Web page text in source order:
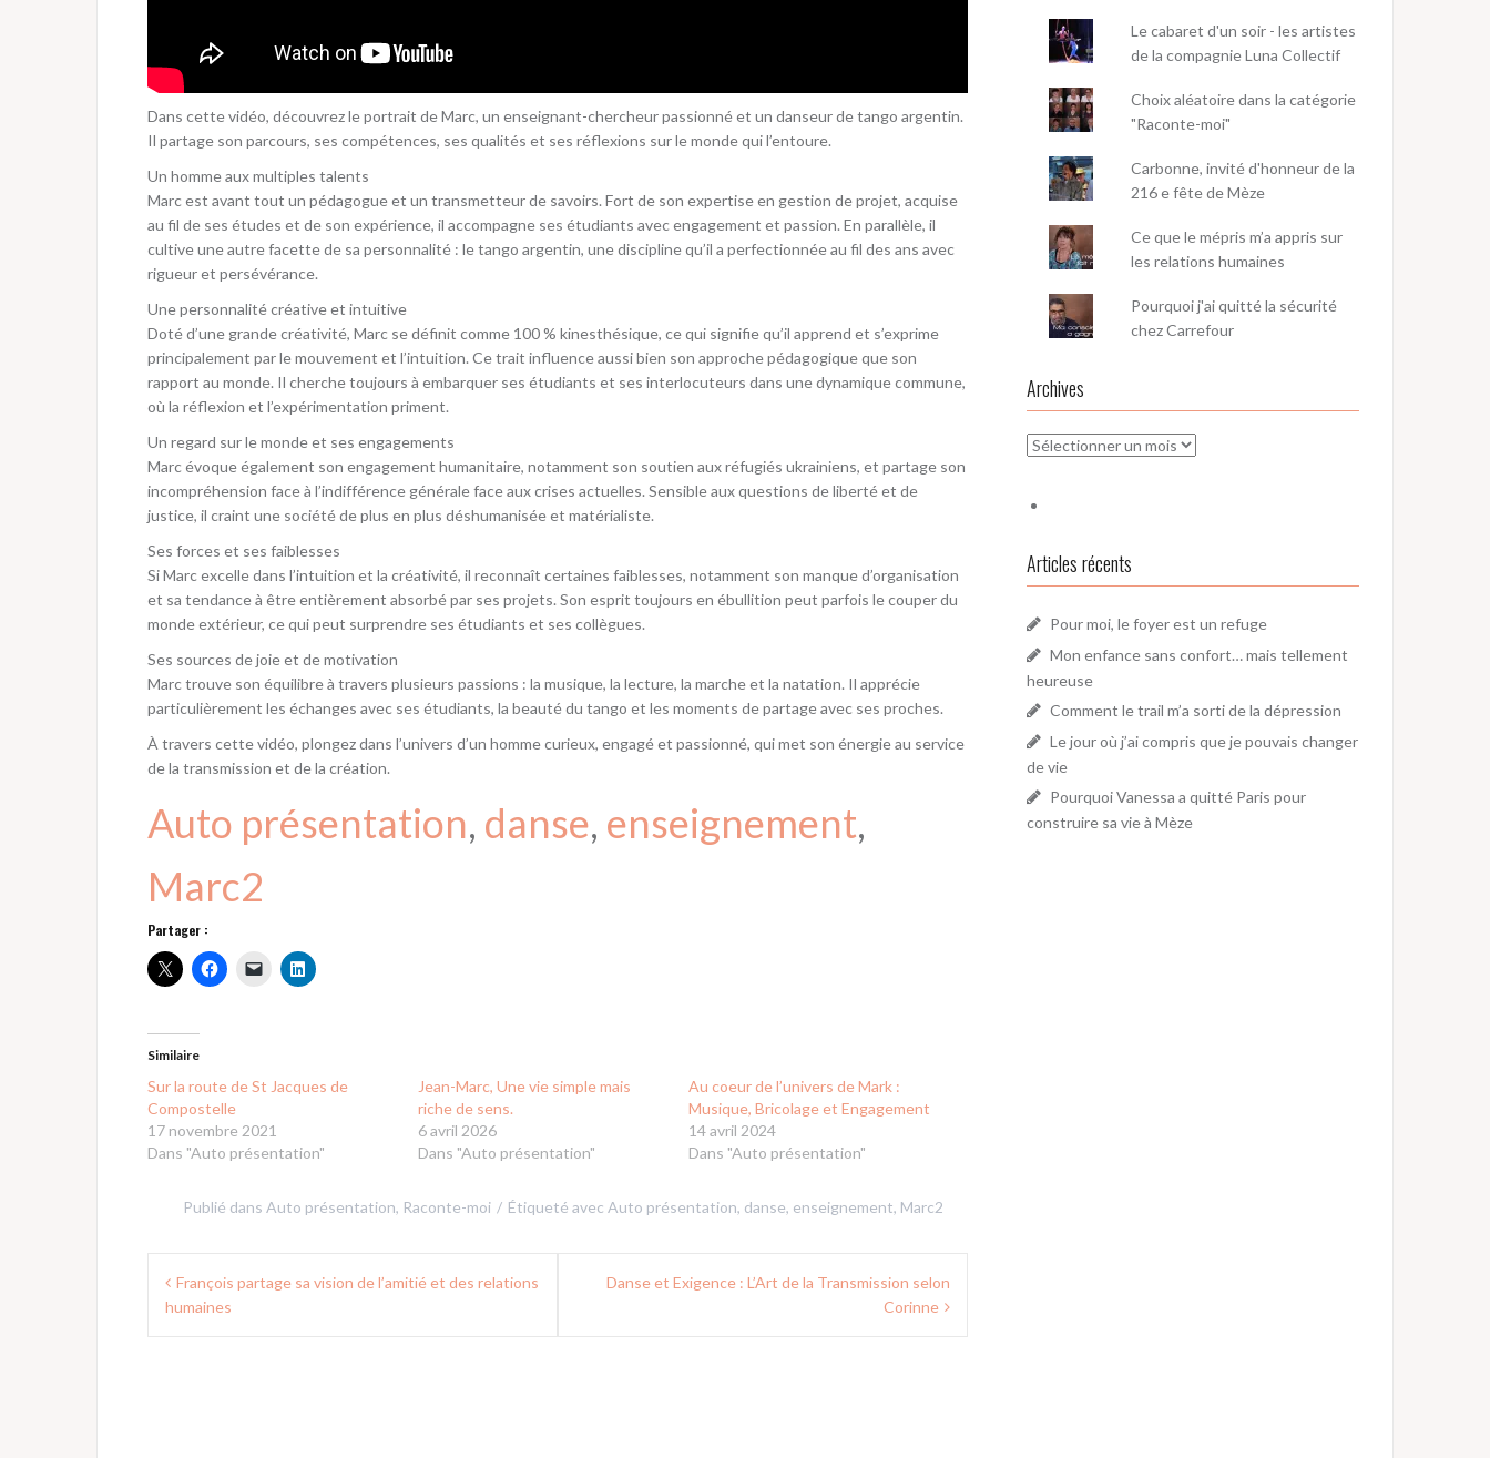
Dans cette vidéo, découvrez le portrait de Marc, un enseignant-chercheur passionné et un danseur de tango argentin.
Il partage son parcours, ses compétences, ses qualités et ses réflexions sur le monde qui l’entoure.
Un homme aux multiples talents
Marc est avant tout un pédagogue et un transmetteur de savoirs. Fort de son expertise en gestion de projet, acquise
au fil de ses études et de son expérience, il accompagne ses étudiants avec engagement et passion. En parallèle, il
cultive une autre facette de sa personnalité : le tango argentin, une discipline qu’il a perfectionnée au fil des ans avec
rigueur et persévérance.
Une personnalité créative et intuitive
Doté d’une grande créativité, Marc se définit comme 100 % kinesthésique, ce qui signifie qu’il apprend et s’exprime
principalement par le mouvement et l’intuition. Ce trait influence aussi bien son approche pédagogique que son
rapport au monde. Il cherche toujours à embarquer ses étudiants et ses interlocuteurs dans une dynamique commune,
où la réflexion et l’expérimentation priment.
Un regard sur le monde et ses engagements
Marc évoque également son engagement humanitaire, notamment son soutien aux réfugiés ukrainiens, et partage son
incompréhension face à l’indifférence générale face aux crises actuelles. Sensible aux questions de liberté et de
justice, il craint une société de plus en plus déshumanisée et matérialiste.
Ses forces et ses faiblesses
Si Marc excelle dans l’intuition et la créativité, il reconnaît certaines faiblesses, notamment son manque d’organisation
et sa tendance à être entièrement absorbé par ses projets. Son esprit toujours en ébullition peut parfois le couper du
monde extérieur, ce qui peut surprendre ses étudiants et ses collègues.
Ses sources de joie et de motivation
Marc trouve son équilibre à travers plusieurs passions : la musique, la lecture, la marche et la natation. Il apprécie
particulièrement les échanges avec ses étudiants, la beauté du tango et les moments de partage avec ses proches.
À travers cette vidéo, plongez dans l’univers d’un homme curieux, engagé et passionné, qui met son énergie au service
de la transmission et de la création.
Auto présentation, danse, enseignement
Marc2
Partager :
Similaire
Sur la route de St Jacques de
Compostelle
17 novembre 2021
Dans "Auto présentation"
Jean-Marc, Une vie simple mais
riche de sens.
6 avril 2026
Dans "Auto présentation"
Au coeur de l’univers de Mark :
Musique, Bricolage et Engagement
14 avril 2024
Dans "Auto présentation"
Publié dans Auto présentation, Raconte-moi Étiqueté avec Auto présentation, danse, enseignement, Marc2
Navigation
deFrançois partage sa vision de l’amitié et des relations
humaines
Danse et Exigence : L’Art de la Transmission selon
Corinne
Le cabaret d'un soir - les artistes
de la compagnie Luna Collectif
Choix aléatoire dans la catégorie
"Raconte-moi"
Carbonne, invité d'honneur de la
216 e fête de Mèze
Ce que le mépris m’a appris sur
les relations humaines
Pourquoi j'ai quitté la sécurité
chez Carrefour
Archives
Archives
Articles récents
Pour moi, le foyer est un refuge
Mon enfance sans confort… mais tellement
heureuse
Comment le trail m’a sorti de la dépression
Le jour où j’ai compris que je pouvais changer
de vie
Pourquoi Vanessa a quitté Paris pour
construire sa vie à Mèze